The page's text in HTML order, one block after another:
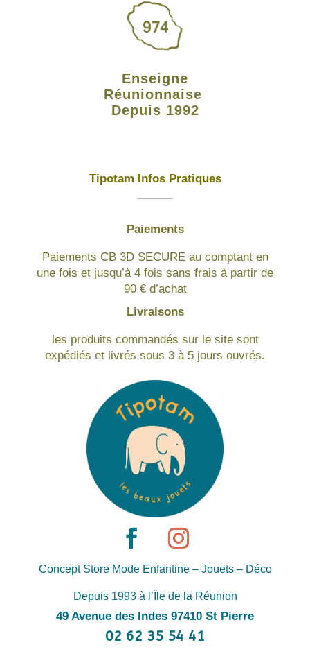
Enseigne
Réunionnaise
Depuis 1992
Tipotam Infos Pratiques
Paiements
Paiements CB 3D SECURE au comptant en
une fois et jusqu’à 4 fois sans frais à partir de
90 € d’achat
Livraisons
les produits commandés sur le site sont
expédiés et livrés sous 3 à 5 jours ouvrés.
Concept Store Mode Enfantine – Jouets – Déco
Depuis 1993 à l’Île de la Réunion
49 Avenue des Indes 97410 St Pierre
02 62 35 54 41